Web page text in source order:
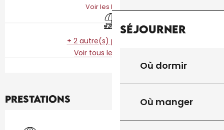
Séjourner
Où dormir
Où manger
Voir les horaires
Aire de pique nique
+ 2 autre(s) prestation(s)
Voir tous les contacts
Prestations